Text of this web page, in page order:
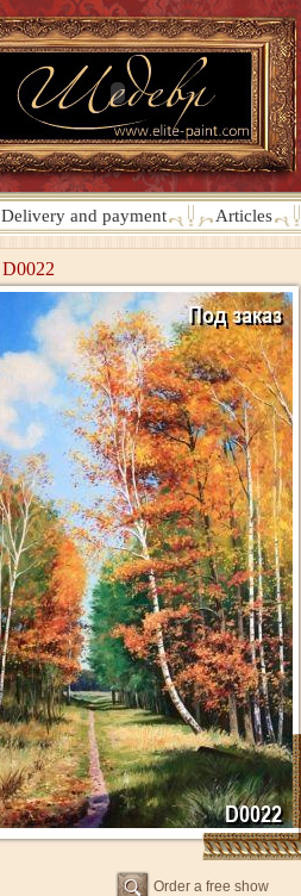
Delivery and payment Articles
D0022
Order a free show